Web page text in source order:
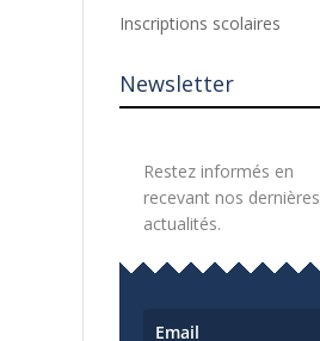
Inscriptions scolaires
Newsletter
Restez informés en
recevant nos dernières
actualités.